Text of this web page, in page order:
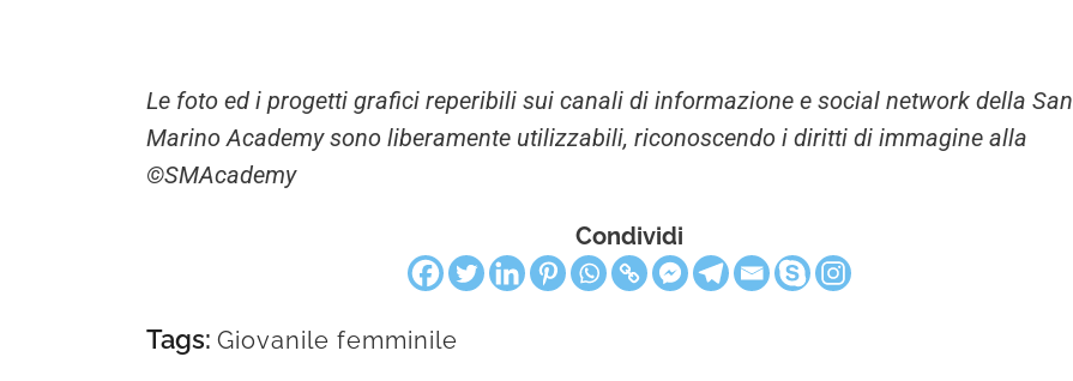
Le foto ed i progetti grafici reperibili sui canali di informazione e social network della San
Marino Academy sono liberamente utilizzabili, riconoscendo i diritti di immagine alla
©SMAcademy
Condividi
Tags: Giovanile femminile